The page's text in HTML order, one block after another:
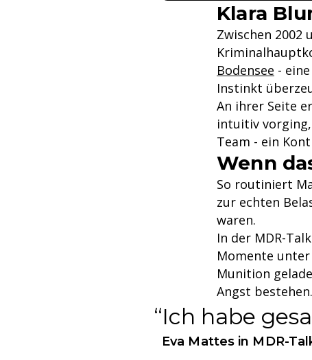
Klara
Zwischen 2002
Bodensee -
Instinkt
An ihrer Seite
intuitiv
Team - ein
Wenn
So routiniert
zur echten
waren.
In der MDR-
Momente
Munition
Angst bestehen.
Ich habe
Eva Mattes in MDR-